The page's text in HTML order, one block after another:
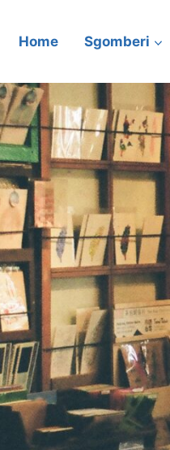
Home Sgomberi